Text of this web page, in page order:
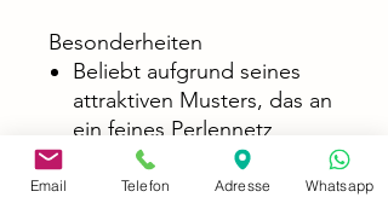
Besonderheiten
Beliebt aufgrund seines
attraktiven Musters, das an
ein feines Perlennetz
erinnert
Geeignet für Fisch-Only-
Email Telefon Adresse Whatsapp